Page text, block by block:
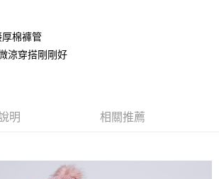
含以上)免運費
棉褲管
涼穿搭剛剛好
明 相關推薦